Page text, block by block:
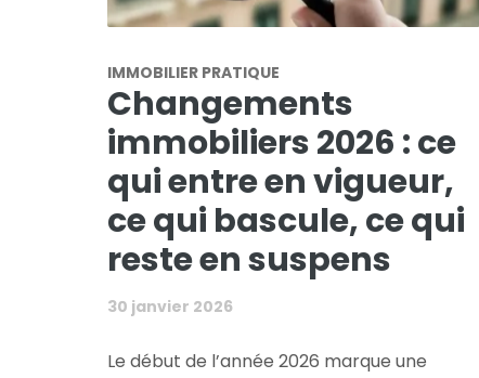
IMMOBILIER PRATIQUE
Changements
immobiliers 2026 : ce
qui entre en vigueur,
ce qui bascule, ce qui
reste en suspens
30 janvier 2026
Le début de l’année 2026 marque une